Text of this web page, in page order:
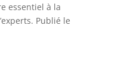
essentiel à la
Publié le